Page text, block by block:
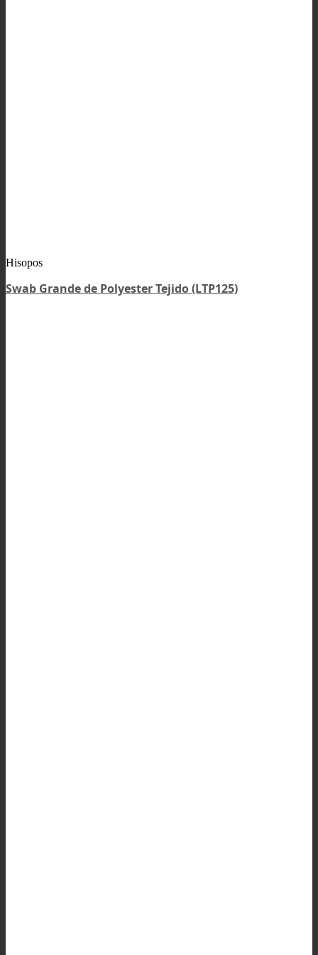
Hisopos
Swab Grande de Polyester Tejido (LTP125)